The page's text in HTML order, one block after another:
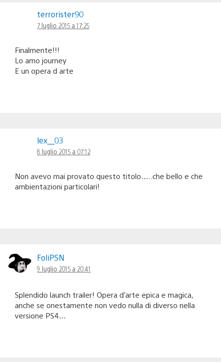
terrorister90
7 luglio 2015 a 17:25
Finalmente!!!
Lo amo journey
E un opera d arte
lex__03
8 luglio 2015 a 07:12
Non avevo mai provato questo titolo…..che bello e che
ambientazioni particolari!
FoliPSN
9 luglio 2015 a 20:41
Splendido launch trailer! Opera d’arte epica e magica,
anche se onestamente non vedo nulla di diverso nella
versione PS4…